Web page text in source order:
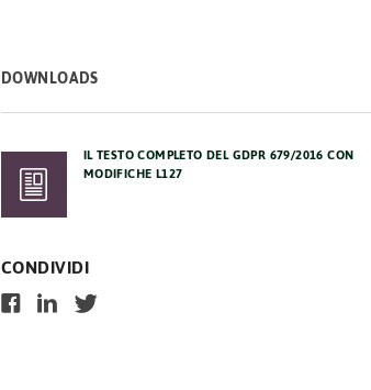
DOWNLOADS
IL TESTO COMPLETO DEL GDPR 679/2016 CON
MODIFICHE L127
CONDIVIDI